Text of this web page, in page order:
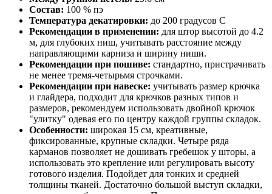
Состав: 100 % пэ
Температура декатировки: до 200 градусов С
Рекомендации в применении: для штор высотой до 4.2
м, для глубоких ниш, учитывать расстояние между
направляющими карниза и ширину ниши.
Рекомендации при пошиве: стандартно, пристрачивать
не менее тремя-четырьмя строчками.
Рекомендации при навеске: учитывать размер крючка
и глайдера, подходит для крючков разных типов и
размеров, рекомендуем использовать двойной крючок
"улитку" одевая его по центру каждой группы складок.
Особенности: широкая 15 см, креативные,
фиксированные, крупные складки. Четыре ряда
карманов позволяет не дошивать гребешок у шторы, а
использовать это крепление или регулировать высоту
готового изделия. Подойдет для тонких и средней
толщины тканей. Достаточно большой выступ складки,